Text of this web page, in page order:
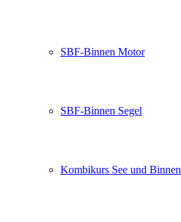
SBF-Binnen Motor
SBF-Binnen Segel
Kombikurs See und Binnen